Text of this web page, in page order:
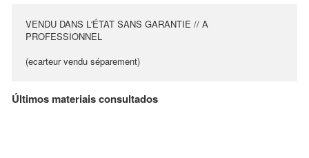
VENDU DANS L'ÉTAT SANS GARANTIE // A
PROFESSIONNEL
(ecarteur vendu séparement)
Últimos materiais consultados